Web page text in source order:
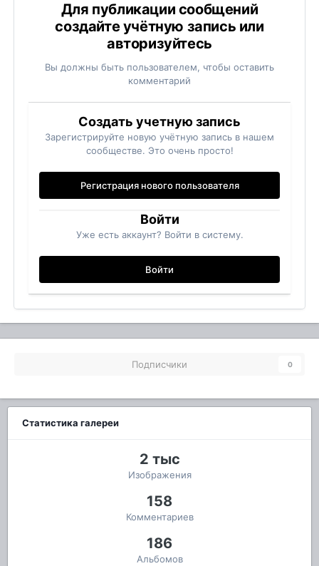
Для публикации сообщений
создайте учётную запись или
авторизуйтесь
Вы должны быть пользователем, чтобы оставить
комментарий
Создать учетную запись
Зарегистрируйте новую учётную запись в нашем
сообществе. Это очень просто!
Регистрация нового пользователя
Войти
Уже есть аккаунт? Войти в систему.
Войти
Подписчики 0
Статистика галереи
2 тыс
Изображения
158
Комментариев
186
Альбомов